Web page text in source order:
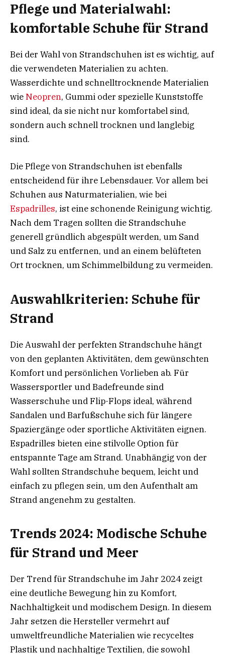
Pflege und Materialwahl:
komfortable Schuhe für Strand
Bei der Wahl von Strandschuhen ist es wichtig, auf
die verwendeten Materialien zu achten.
Wasserdichte und schnelltrocknende Materialien
wieNeopren, Gummi oder spezielle Kunststoffe
sind ideal, da sie nicht nur komfortabel sind,
sondern auch schnell trocknen und langlebig
sind.
Die Pflege von Strandschuhen ist ebenfalls
entscheidend für ihre Lebensdauer. Vor allem bei
Schuhen aus Naturmaterialien, wie bei
Espadrilles, ist eine schonende Reinigung wichtig.
Nach dem Tragen sollten die Strandschuhe
generell gründlich abgespült werden, um Sand
und Salz zu entfernen, und an einem belüfteten
Ort trocknen, um Schimmelbildung zu vermeiden.
Auswahlkriterien: Schuhe für
Strand
Die Auswahl der perfekten Strandschuhe hängt
von den geplanten Aktivitäten, dem gewünschten
Komfort und persönlichen Vorlieben ab. Für
Wassersportler und Badefreunde sind
Wasserschuhe und Flip-Flops ideal, während
Sandalen und Barfußschuhe sich für längere
Spaziergänge oder sportliche Aktivitäten eignen.
Espadrilles bieten eine stilvolle Option für
entspannte Tage am Strand. Unabhängig von der
Wahl sollten Strandschuhe bequem, leicht und
einfach zu pflegen sein, um den Aufenthalt am
Strand angenehm zu gestalten.
Trends 2024: Modische Schuhe
für Strand und Meer
Der Trend für Strandschuhe im Jahr 2024 zeigt
eine deutliche Bewegung hin zu Komfort,
Nachhaltigkeit und modischem Design. In diesem
Jahr setzen die Hersteller vermehrt auf
umweltfreundliche Materialien wie recyceltes
Plastik und nachhaltige Textilien, die sowohl